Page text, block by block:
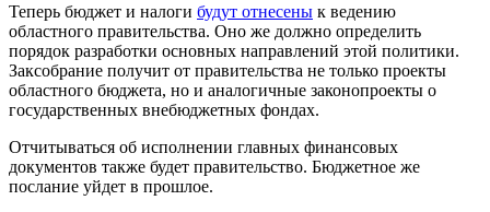
Теперь бюджет и налоги будут отнесены к ведению
областного правительства. Оно же должно определить
порядок разработки основных направлений этой политики.
Заксобрание получит от правительства не только проекты
областного бюджета, но и аналогичные законопроекты о
государственных внебюджетных фондах.
Отчитываться об исполнении главных финансовых
документов также будет правительство. Бюджетное же
послание уйдет в прошлое.